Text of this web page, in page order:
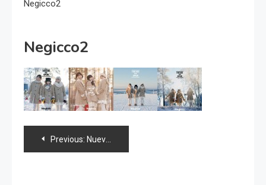
Negicco2
Negicco2
Navegación
Previous: Nuevos sencillos de «GEM», «Negicco» y «Tokyo Girls Style»